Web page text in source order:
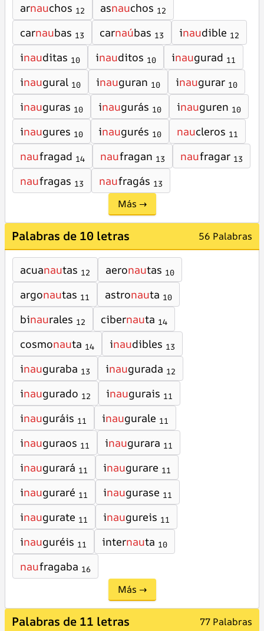
arnauchos 12 asnauchos 12
carnaubas 13 carnaúbas 13 inaudible 12
inauditas 10 inauditos 10 inaugurad 11
inaugural 10 inauguran 10 inaugurar 10
inauguras 10 inaugurás 10 inauguren 10
inaugures 10 inaugurés 10 naucleros 11
naufragad 14 naufragan 13 naufragar 13
naufragas 13 naufragás 13
Más →
Palabras de 10 letras 56 Palabras
acuanautas 12 aeronautas 10
argonautas 11 astronauta 10
binaurales 12 cibernauta 14
cosmonauta 14 inaudibles 13
inauguraba 13 inaugurada 12
inaugurado 12 inaugurais 11
inauguráis 11 inaugurale 11
inauguraos 11 inaugurara 11
inaugurará 11 inaugurare 11
inauguraré 11 inaugurase 11
inaugurate 11 inaugureis 11
inauguréis 11 internauta 10
naufragaba 16
Más →
Palabras de 11 letras 77 Palabras